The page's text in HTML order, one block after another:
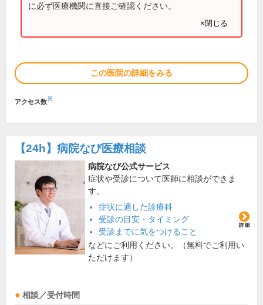
に必ず医療機関に直接ご確認ください。
×閉じる
この医院の詳細をみる
アクセス数※
【24h】 病院なび医療相談
病院なび公式サービス
症状や受診について医師に相談ができま
す。
症状に適した診療科
受診の目安・タイミング
受診までに気をつけること
などにご利用ください。（無料でご利用い
ただけます）
相談／受付時間